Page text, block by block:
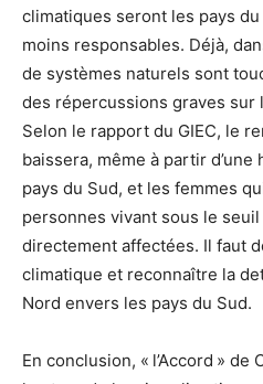
climatiques seront les pays
moins responsables. Déjà,
de systèmes naturels sont
des répercussions graves sur
Selon le rapport du GIEC, le
baissera, même à partir d’une
pays du Sud, et les femmes
personnes vivant sous le
directement affectées. Il faut
climatique et reconnaître la
Nord envers les pays du Sud.
En conclusion, « l’Accord » de